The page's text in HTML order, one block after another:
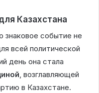
Казахстана
знаковое событие не
всей политической
день она стала
, возглавляющей
в Казахстане.